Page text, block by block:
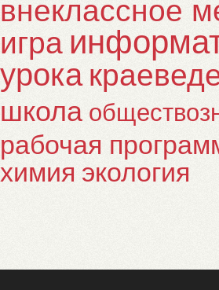
внеклассное
игра
урока
школа
рабочая
химия экология